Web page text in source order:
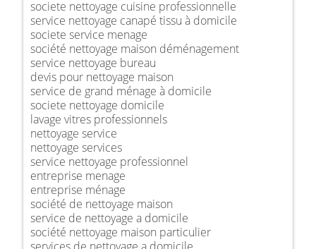
societe nettoyage cuisine professionnelle
service nettoyage canapé tissu à domicile
societe service menage
société nettoyage maison déménagement
service nettoyage bureau
devis pour nettoyage maison
service de grand ménage à domicile
societe nettoyage domicile
lavage vitres professionnels
nettoyage service
nettoyage services
service nettoyage professionnel
entreprise menage
entreprise ménage
société de nettoyage maison
service de nettoyage a domicile
société nettoyage maison particulier
services de nettoyage a domicile